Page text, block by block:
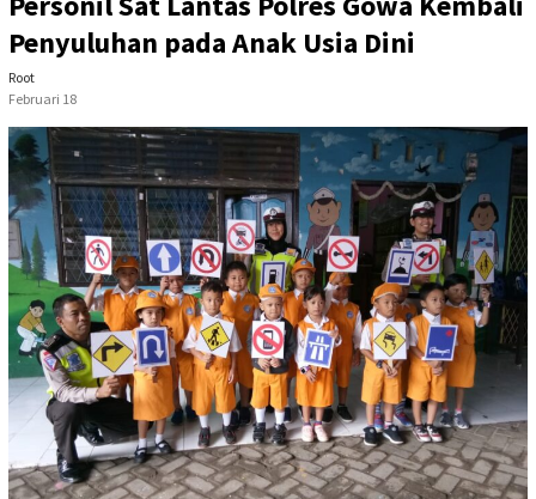
Penyuluhan pada Anak Usia Dini
Root
Februari 18